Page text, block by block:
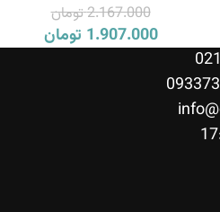
2.167.000تومان
1.907.000 تومان